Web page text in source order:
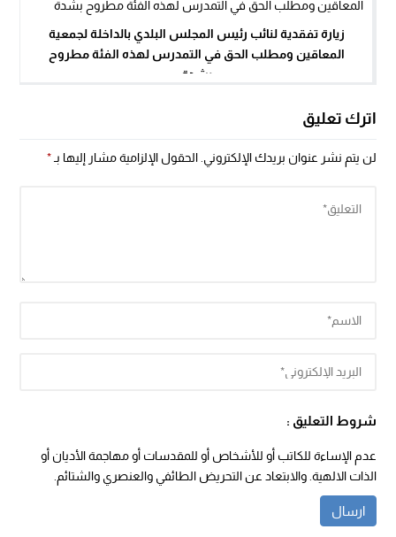
زيارة تفقدية لنائب رئيس المجلس البلدي بالداخلة لجمعية
المعاقين ومطلب الحق في التمدرس لهذه الفئة مطروح
بشدة
اترك تعليق
لن يتم نشر عنوان بريدك الإلكتروني. الحقول الإلزامية مشار إليها بـ*
شروط التعليق :
عدم الإساءة للكاتب أو للأشخاص أو للمقدسات أو مهاجمة الأديان أو
الذات الالهية. والابتعاد عن التحريض الطائفي والعنصري والشتائم.